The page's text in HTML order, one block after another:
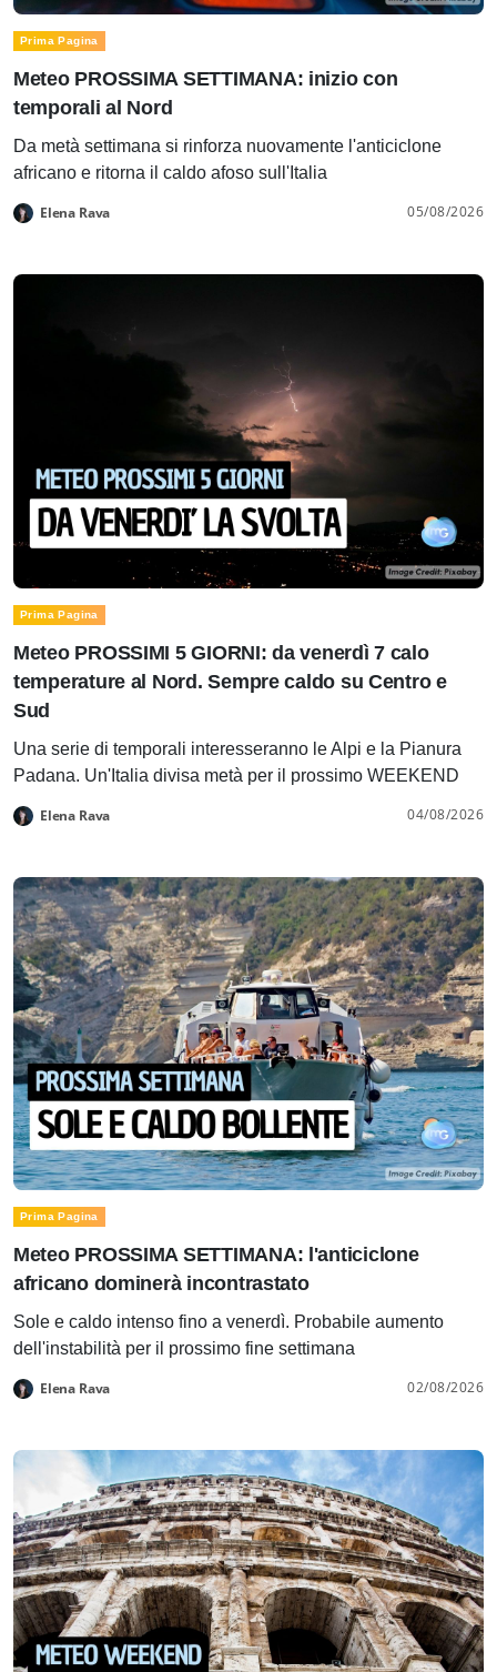
Prima Pagina
Meteo PROSSIMA SETTIMANA: inizio con
temporali al Nord
Da metà settimana si rinforza nuovamente l'anticiclone
africano e ritorna il caldo afoso sull'Italia
Elena Rava 05/08/2026
Prima Pagina
Meteo PROSSIMI 5 GIORNI: da venerdì 7 calo
temperature al Nord. Sempre caldo su Centro e
Sud
Una serie di temporali interesseranno le Alpi e la Pianura
Padana. Un'Italia divisa metà per il prossimo WEEKEND
Elena Rava 04/08/2026
Prima Pagina
Meteo PROSSIMA SETTIMANA: l'anticiclone
africano dominerà incontrastato
Sole e caldo intenso fino a venerdì. Probabile aumento
dell'instabilità per il prossimo fine settimana
Elena Rava 02/08/2026